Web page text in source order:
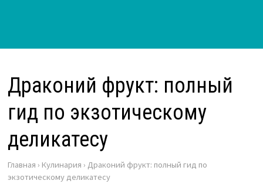
Драконий фрукт: полный
гид по экзотическому
деликатесу
Главная › Кулинария › Драконий фрукт: полный гид по
экзотическому деликатесу